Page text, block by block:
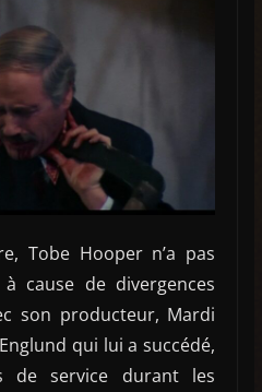
Tobe Hooper n’a pas
cause de divergences
son producteur, Mardi
qui lui a succédé,
de service durant les